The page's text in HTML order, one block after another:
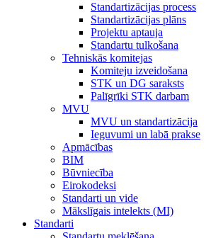
Standartizācijas process
Standartizācijas plāns
Projektu aptauja
Standartu tulkošana
Tehniskās komitejas
Komiteju izveidošana
STK un DG saraksts
Palīgrīki STK darbam
MVU
MVU un standartizācija
Ieguvumi un labā prakse
Apmācības
BIM
Būvniecība
Eirokodeksi
Standarti un vide
Mākslīgais intelekts (MI)
Standarti